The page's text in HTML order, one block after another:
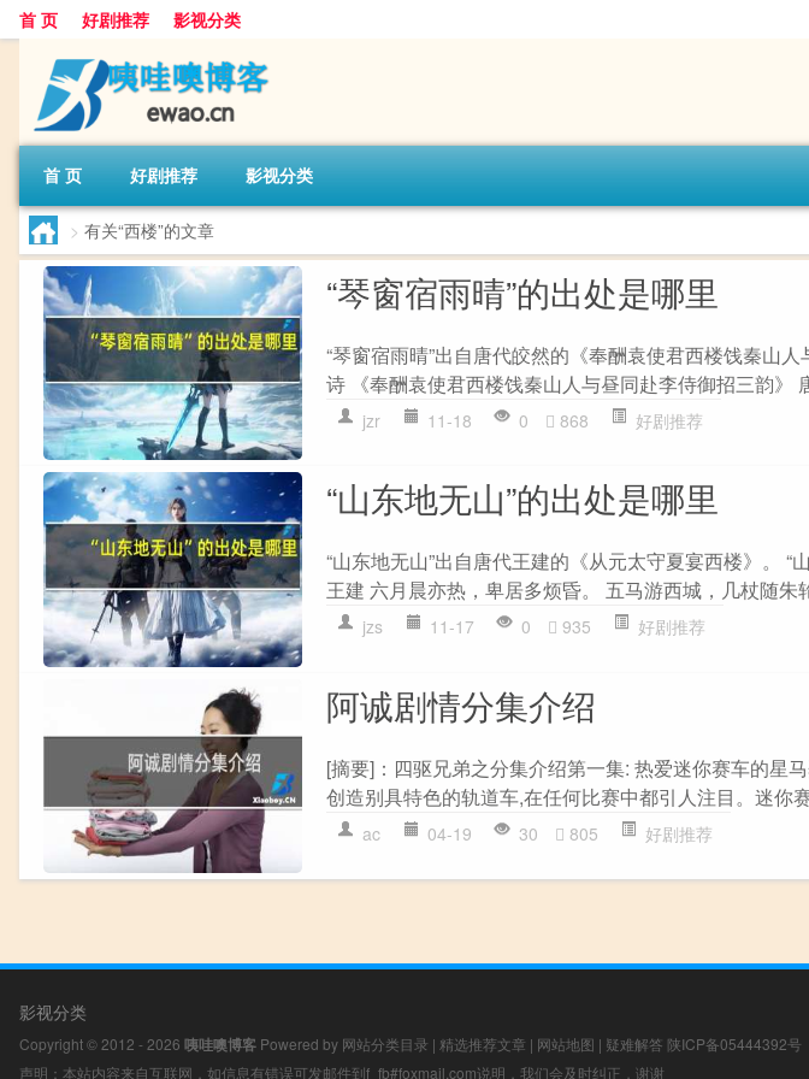
首 页 好剧推荐 影视分类
首 页 好剧推荐 影视分类
> 有关“西楼”的文章
“琴窗宿雨晴”的出处是哪里
“琴窗宿雨晴”出自唐代皎然的《奉酬袁使君西楼饯秦山
诗 《奉酬袁使君西楼饯秦山人与昼同赴李侍御招三韵》
jzr 11-18 0 868 好剧推荐
“山东地无山”的出处是哪里
“山东地无山”出自唐代王建的《从元太守夏宴西楼》。
王建 六月晨亦热，卑居多烦昏。 五马游西城，几杖随朱
jzs 11-17 0 935 好剧推荐
阿诚剧情分集介绍
[摘要]：四驱兄弟之分集介绍第一集: 热爱迷你赛车的星
创造别具特色的轨道车,在任何比赛中都引人注目。迷你
ac 04-19 30 805 好剧推荐
影视分类
Copyright © 2012 - 2026 咦哇噢博客 Powered by 网站分类目录 | 精选推荐文章 | 网站地图 | 疑难解答 陕ICP备05444392号
声明：本站内容来自互联网，如信息有错误可发邮件到f_fb#foxmail.com说明，我们会及时纠正，谢谢